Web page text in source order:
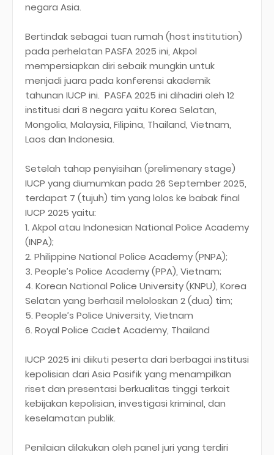
negara Asia.
Bertindak sebagai tuan rumah (host institution)
pada perhelatan PASFA 2025 ini, Akpol
mempersiapkan diri sebaik mungkin untuk
menjadi juara pada konferensi akademik
tahunan IUCP ini. PASFA 2025 ini dihadiri oleh 12
institusi dari 8 negara yaitu Korea Selatan,
Mongolia, Malaysia, Filipina, Thailand, Vietnam,
Laos dan Indonesia.
Setelah tahap penyisihan (prelimenary stage)
IUCP yang diumumkan pada 26 September 2025,
terdapat 7 (tujuh) tim yang lolos ke babak final
IUCP 2025 yaitu:
1. Akpol atau Indonesian National Police Academy
(INPA);
2. Philippine National Police Academy (PNPA);
3. People’s Police Academy (PPA), Vietnam;
4. Korean National Police University (KNPU), Korea
Selatan yang berhasil meloloskan 2 (dua) tim;
5. People’s Police University, Vietnam
6. Royal Police Cadet Academy, Thailand
IUCP 2025 ini diikuti peserta dari berbagai institusi
kepolisian dari Asia Pasifik yang menampilkan
riset dan presentasi berkualitas tinggi terkait
kebijakan kepolisian, investigasi kriminal, dan
keselamatan publik.
Penilaian dilakukan oleh panel juri yang terdiri